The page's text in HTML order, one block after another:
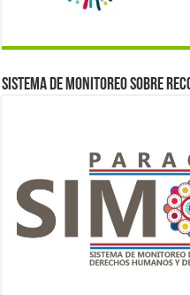
Sistema de monitoreo sobre